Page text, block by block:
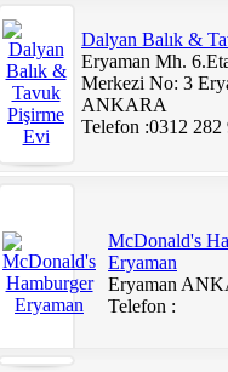
Dalyan Balık &
Eryaman Mh.
Merkezi No: 3
ANKARA
Telefon :0312 282
McDonald's
Eryaman
Eryaman
Telefon :